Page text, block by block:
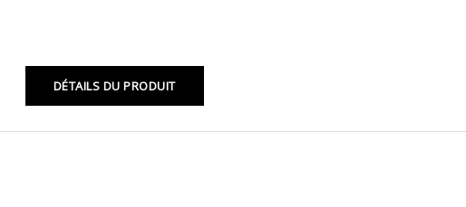
DÉTAILS DU PRODUIT